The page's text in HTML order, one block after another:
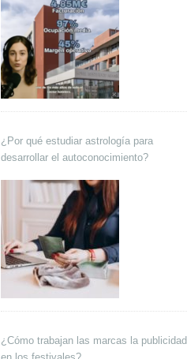
¿Por qué estudiar astrología para
desarrollar el autoconocimiento?
¿Cómo trabajan las marcas la publicidad